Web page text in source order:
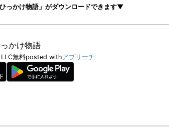
ていくパズルゲームなので、
お友達と一緒に楽しくプレイできます。
るようです。